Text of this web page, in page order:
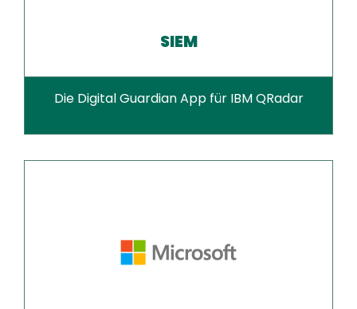
SIEM
Die Digital Guardian App für IBM QRadar